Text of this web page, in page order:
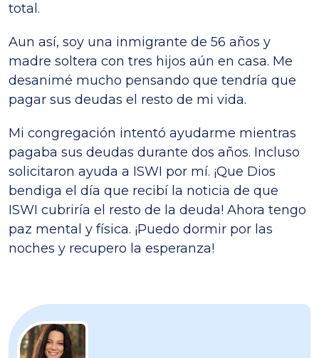
total.
Aun así, soy una inmigrante de 56 años y
madre soltera con tres hijos aún en casa. Me
desanimé mucho pensando que tendría que
pagar sus deudas el resto de mi vida.
Mi congregación intentó ayudarme mientras
pagaba sus deudas durante dos años. Incluso
solicitaron ayuda a ISWI por mí. ¡Que Dios
bendiga el día que recibí la noticia de que
ISWI cubriría el resto de la deuda! Ahora tengo
paz mental y física. ¡Puedo dormir por las
noches y recupero la esperanza!